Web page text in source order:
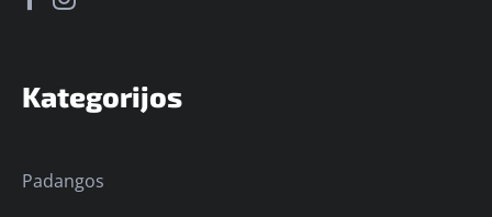
Kategorijos
Padangos